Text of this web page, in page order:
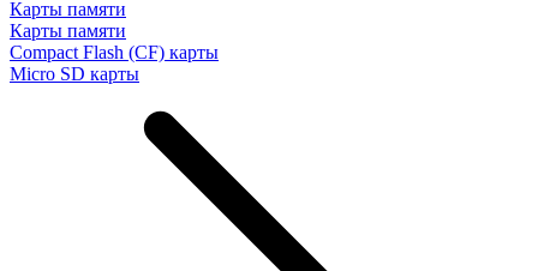
Карты памяти
Карты памяти
Compact Flash (CF) карты
Micro SD карты